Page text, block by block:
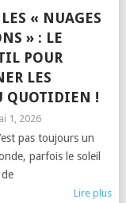
« NUAGES
» : LE
POUR
LES
QUOTIDIEN !
1, 2026
pas toujours un
parfois le soleil
Lire plus